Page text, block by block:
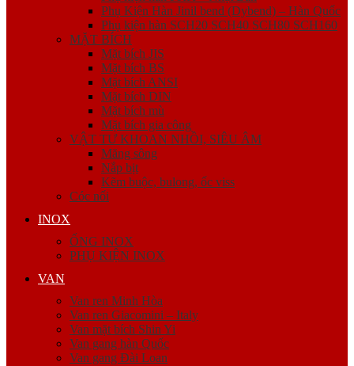
Phụ Kiện Hàn Jinil bend (Dybend) – Hàn Quốc
Phụ kiện hàn SCH20 SCH40 SCH80 SCH160
MẶT BÍCH
Mặt bích JIS
Mặt bích BS
Mặt bích ANSI
Mặt bích DIN
Mặt bích mù
Mặt bích gia công
VẬT TƯ KHOAN NHỒI, SIÊU ÂM
Măng sông
Nắp bịt
Kẽm buộc, bulong, ốc viss
Cóc nối
INOX
ỐNG INOX
PHỤ KIỆN INOX
VAN
Van ren Minh Hòa
Van ren Giacomini – Italy
Van mặt bích Shin Yi
Van gang hàn Quốc
Van gang Đài Loan